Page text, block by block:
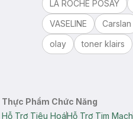
LA ROCHE POSAY
VASELINE
Carslan
olay
toner klairs
Thực Phẩm Chức Năng
Hỗ Trợ Tiêu HoáHỗ Trợ Tim Mạch